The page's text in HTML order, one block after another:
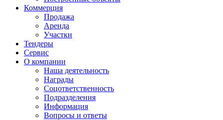
Коммерция
Продажа
Аренда
Участки
Тендеры
Сервис
О компании
Наша деятельность
Награды
Соцответственность
Подразделения
Информация
Вопросы и ответы